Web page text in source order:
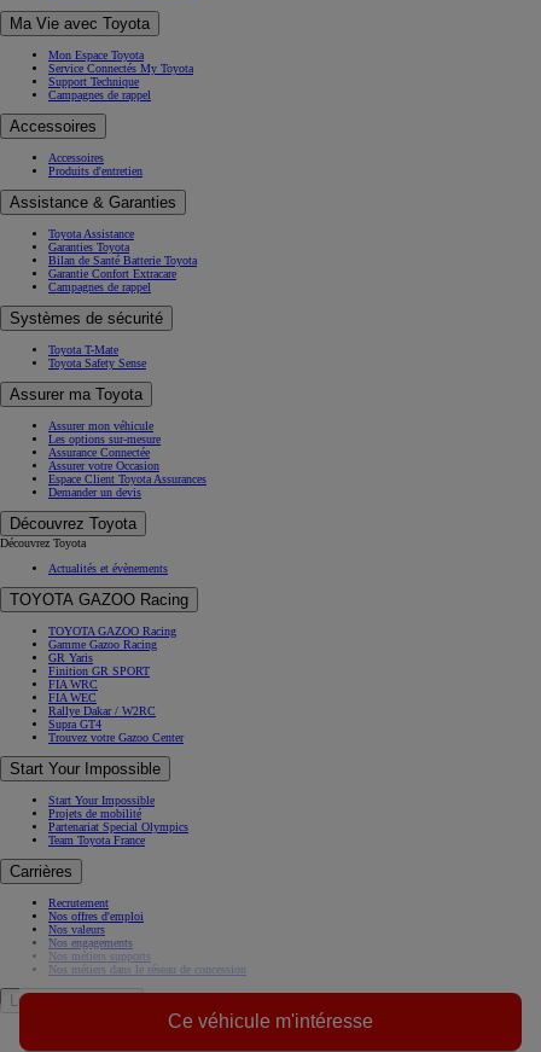
Ce véhicule m'intéresse
Ma Vie avec Toyota
Mon Espace Toyota
Service Connectés My Toyota
Support Technique
Campagnes de rappel
Accessoires
Accessoires
Produits d'entretien
Assistance & Garanties
Toyota Assistance
Garanties Toyota
Bilan de Santé Batterie Toyota
Garantie Confort Extracare
Campagnes de rappel
Systèmes de sécurité
Toyota T-Mate
Toyota Safety Sense
Assurer ma Toyota
Assurer mon véhicule
Les options sur-mesure
Assurance Connectée
Assurer votre Occasion
Espace Client Toyota Assurances
Demander un devis
Découvrez Toyota
Découvrez Toyota
Actualités et évènements
TOYOTA GAZOO Racing
TOYOTA GAZOO Racing
Gamme Gazoo Racing
GR Yaris
Finition GR SPORT
FIA WRC
FIA WEC
Rallye Dakar / W2RC
Supra GT4
Trouvez votre Gazoo Center
Start Your Impossible
Start Your Impossible
Projets de mobilité
Partenariat Special Olympics
Team Toyota France
Carrières
Recrutement
Nos offres d'emploi
Nos valeurs
Nos engagements
Nos métiers supports
Nos métiers dans le réseau de concession
Le Groupe Toyota